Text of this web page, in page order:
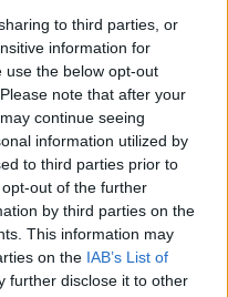
to third parties, or
information for
use the below opt-out
note that after your
continue seeing
information utilized by
to third parties prior to
out of the further
by third parties on the
This information may
on the IAB’s List of
further disclose it to other